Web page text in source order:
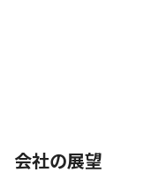
会社の展望